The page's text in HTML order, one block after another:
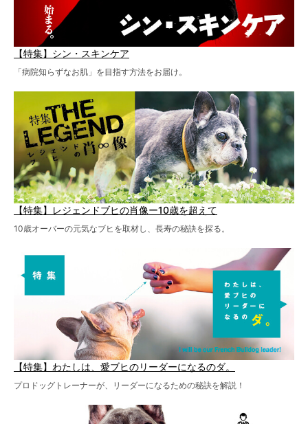
【特集】シン・スキンケア
「病院知らずなお肌」を目指す方法をお届け。
【特集】レジェンドブヒの肖像ー10歳を超えて
10歳オーバーの元気なブヒを取材し、長寿の秘訣を探る。
【特集】わたしは、愛ブヒのリーダーになるのダ。
プロドッグトレーナーが、リーダーになるための秘訣を解説！